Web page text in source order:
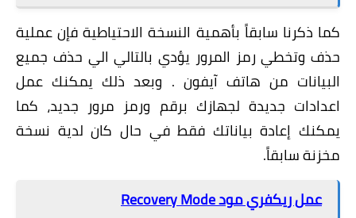
كما ذكرنا سابقاً بأهمية النسخة الاحتياطية فإن عملية
حذف وتخطي رمز المرور يؤدي بالتالي الي حذف جميع
البيانات من هاتف آيفون . وبعد ذلك يمكنك عمل
اعدادات جديدة لجهازك برقم ورمز مرور جديد، كما
يمكنك إعادة بياناتك فقط في حال كان لدية نسخة
مخزنة سابقاً.
عمل ريكفري مود Recovery Mode